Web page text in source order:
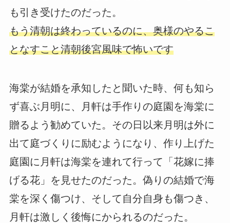
も引き受けたのだった。
もう清朝は終わっているのに、奥様のやるこ
となすこと清朝後宮風味で怖いです
海棠が結婚を承知したと聞いた時、何も知ら
ず喜ぶ月明に、月軒は手作りの庭園を海棠に
贈るよう勧めていた。その日以来月明は外に
出て庭づくりに励むようになり、作り上げた
庭園に月軒は海棠を連れて行って「花嫁に捧
げる花」を見せたのだった。偽りの結婚で海
棠を深く傷つけ、そして自分自身も傷つき、
月軒は激しく後悔にかられるのだった。